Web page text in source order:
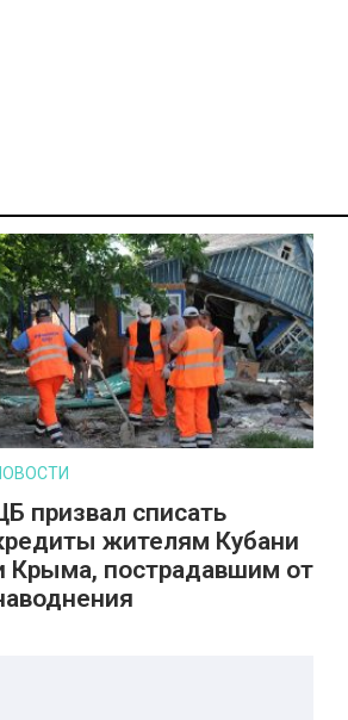
призвал списать
жителям Кубани
Крыма, пострадавшим от